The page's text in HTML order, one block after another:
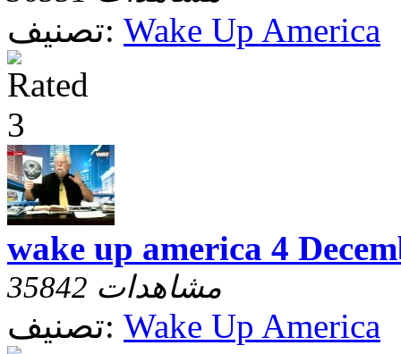
تصنيف: Wake Up America
wake up america 4
35842 مشاهدات
تصنيف: Wake Up America